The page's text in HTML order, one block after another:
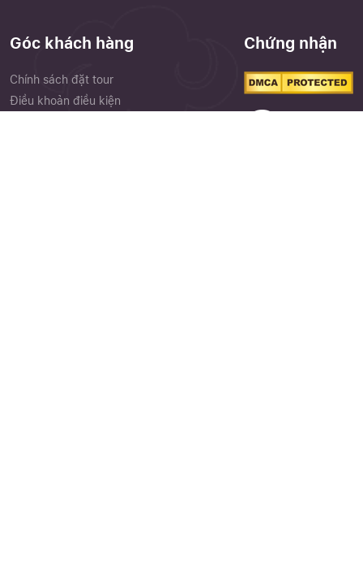
Góc khách hàng
Chính sách đặt tour
Điều khoản điều kiện
Chứng nhận